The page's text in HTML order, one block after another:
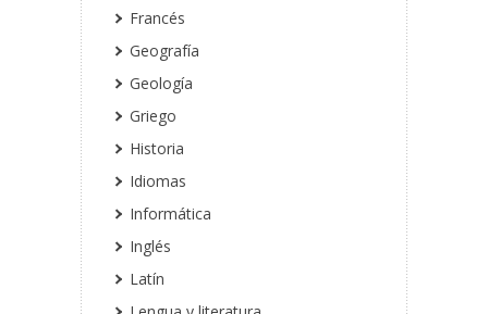
Francés
Geografía
Geología
Griego
Historia
Idiomas
Informática
Inglés
Latín